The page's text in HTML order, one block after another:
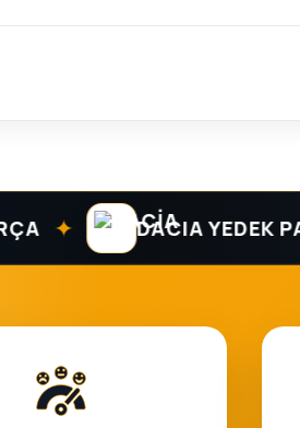
DACIA YEDEK PARÇA